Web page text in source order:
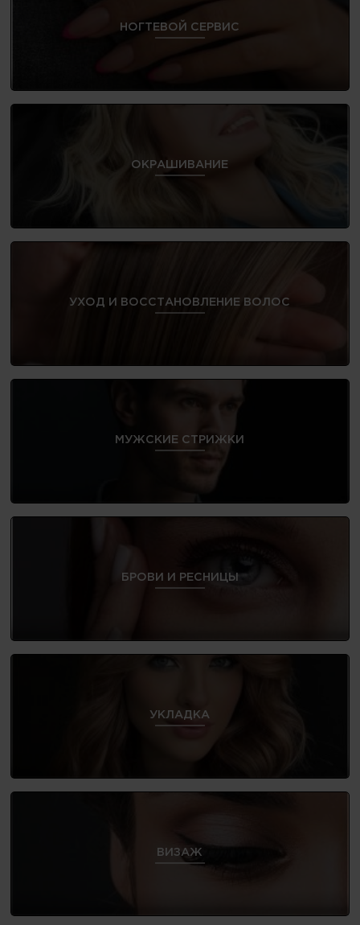
НОГТЕВОЙ СЕРВИС
ОКРАШИВАНИЕ
УХОД И ВОССТАНОВЛЕНИЕ ВОЛОС
МУЖСКИЕ СТРИЖКИ
БРОВИ И РЕСНИЦЫ
УКЛАДКА
ВИЗАЖ